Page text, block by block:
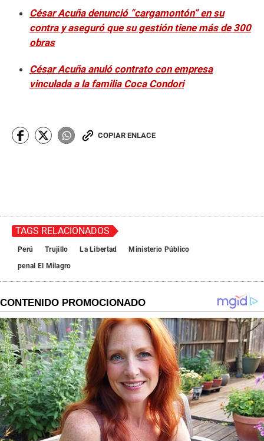
César Acuña denunció “cargamontón” en su
contra y aseguró que su gestión tiene más de 300
obras
César Acuña anuló contrato con empresa
vinculada a la familia Coca Condori
COPIAR ENLACE
TAGS RELACIONADOS
Perú Trujillo La Libertad
Ministerio Público
penal El Milagro